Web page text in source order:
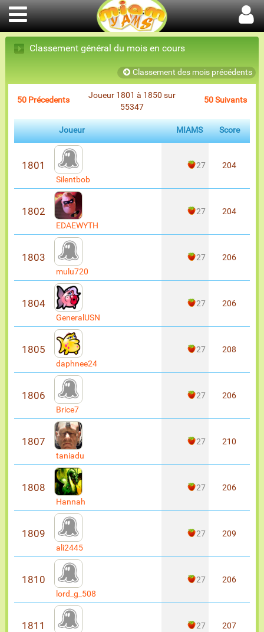
Classement général du mois en cours
Classement des mois précédents
50 Précedents
Joueur 1801 à 1850 sur
55347
50 Suivants
Joueur MIAMS Score
1801
Silentbob
27 204
1802
EDAEWYTH
27 204
1803
mulu720
27 206
1804
GeneralUSN
27 206
1805
daphnee24
27 208
1806
Brice7
27 206
1807
taniadu
27 210
1808
Hannah
27 206
1809
ali2445
27 209
1810
lord_g_508
27 206
1811 27 207